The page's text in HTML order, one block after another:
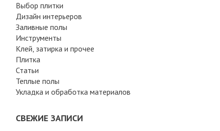
Выбор плитки
Дизайн интерьеров
Заливные полы
Инструменты
Клей, затирка и прочее
Плитка
Статьи
Теплые полы
Укладка и обработка материалов
СВЕЖИЕ ЗАПИСИ